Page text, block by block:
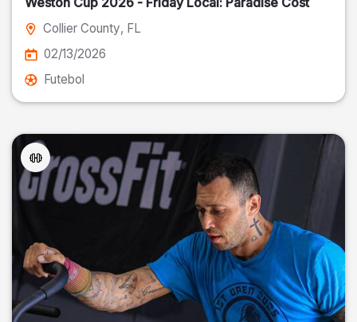
Collier County, FL
02/13/2026
Futebol